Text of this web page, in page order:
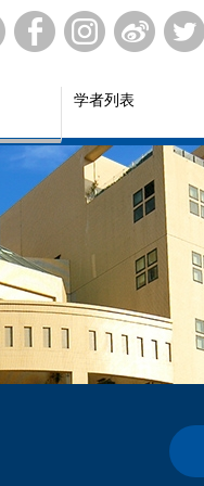
学者列表